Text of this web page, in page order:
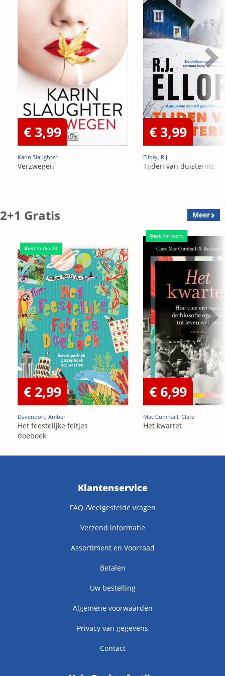
€ 3,99
Karin Slaughter
Verzwegen
€ 3,99
Ellory, R.J.
Tijden van duisternis
2+1 Gratis Meer
Best Verkocht
€ 2,99
Davenport, Amber
Het feestelijke feitjes
doeboek
Best Verkocht
€ 6,99
Mac Cumhaill, Clare
Het kwartet
Klantenservice
FAQ /Veelgestelde vragen
Verzend informatie
Assortiment en Voorraad
Betalen
Uw bestelling
Algemene voorwaarden
Privacy van gegevens
Contact